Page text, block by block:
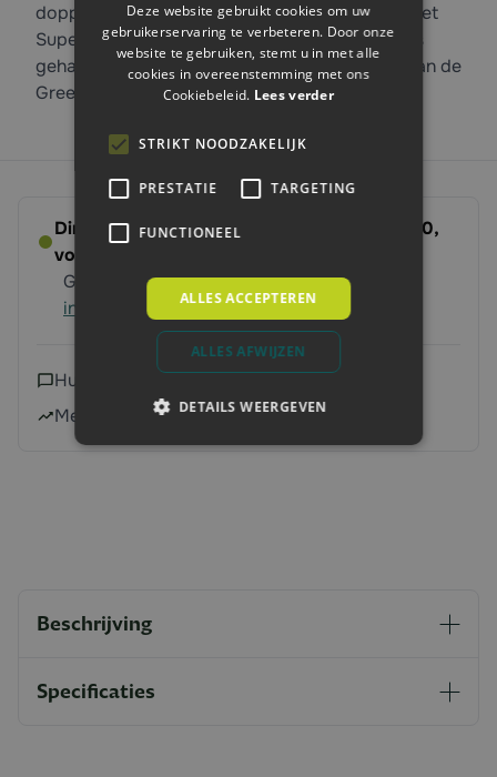
doppen. De zeskant doppen beschikken over het
Superlock profiel waardoor kapotte bouten los
gehaald kunnen worden. De set is onderdeel van de
Greenline serie.
Direct leverbaar - Bestel voor dinsdag 14:00,
volgende werkdag op ’t erf
Gratis verzending vanaf 250 euroMeer
informatie
Hulp nodig?
Neem contact met ons op
Meer dan 240.000 klanten geholpen
Beschrijving
Specificaties
Deze website gebruikt cookies om uw
gebruikerservaring te verbeteren. Door onze
website te gebruiken, stemt u in met alle
cookies in overeenstemming met ons
Cookiebeleid. Lees verder
STRIKT NOODZAKELIJK
PRESTATIE TARGETING
FUNCTIONEEL
ALLES ACCEPTEREN
ALLES AFWIJZEN
DETAILS WEERGEVEN